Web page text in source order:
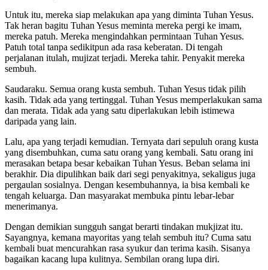
Untuk itu, mereka siap melakukan apa yang diminta Tuhan Yesus.
Tak heran bagitu Tuhan Yesus meminta mereka pergi ke imam,
mereka patuh. Mereka mengindahkan permintaan Tuhan Yesus.
Patuh total tanpa sedikitpun ada rasa keberatan. Di tengah
perjalanan itulah, mujizat terjadi. Mereka tahir. Penyakit mereka
sembuh.
Saudaraku. Semua orang kusta sembuh. Tuhan Yesus tidak pilih
kasih. Tidak ada yang tertinggal. Tuhan Yesus memperlakukan sama
dan merata. Tidak ada yang satu diperlakukan lebih istimewa
daripada yang lain.
Lalu, apa yang terjadi kemudian. Ternyata dari sepuluh orang kusta
yang disembuhkan, cuma satu orang yang kembali. Satu orang ini
merasakan betapa besar kebaikan Tuhan Yesus. Beban selama ini
berakhir. Dia dipulihkan baik dari segi penyakitnya, sekaligus juga
pergaulan sosialnya. Dengan kesembuhannya, ia bisa kembali ke
tengah keluarga. Dan masyarakat membuka pintu lebar-lebar
menerimanya.
Dengan demikian sungguh sangat berarti tindakan mukjizat itu.
Sayangnya, kemana mayoritas yang telah sembuh itu? Cuma satu
kembali buat mencurahkan rasa syukur dan terima kasih. Sisanya
bagaikan kacang lupa kulitnya. Sembilan orang lupa diri.